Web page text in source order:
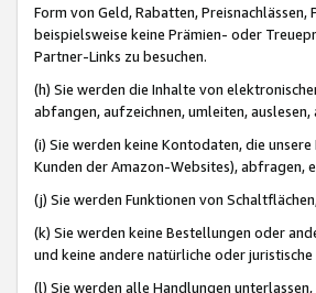
Form von Geld, Rabatten,
beispielsweise keine Prämien- oder
Partner-Links zu besuchen.
(h) Sie werden die Inhalte von
abfangen, aufzeichnen, umleiten,
(i) Sie werden keine Kontodaten, die
Kunden der Amazon-Websites), abfragen,
(j) Sie werden Funktionen von
(k) Sie werden keine Bestellungen oder
und keine andere natürliche oder
(l) Sie werden alle Handlungen